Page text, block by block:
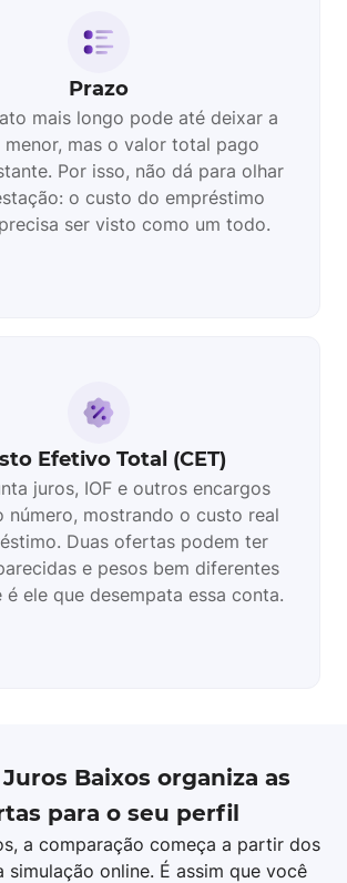
Prazo
mais longo pode até deixar a
menor, mas o valor total pago
Por isso, não dá para olhar
o custo do empréstimo
ser visto como um todo.
Efetivo Total (CET)
juros, IOF e outros encargos
número, mostrando o custo real
Duas ofertas podem ter
e pesos bem diferentes
é ele que desempata essa conta.
Baixos organiza as
para o seu perfil
a comparação começa a partir dos
simulação online. É assim que você